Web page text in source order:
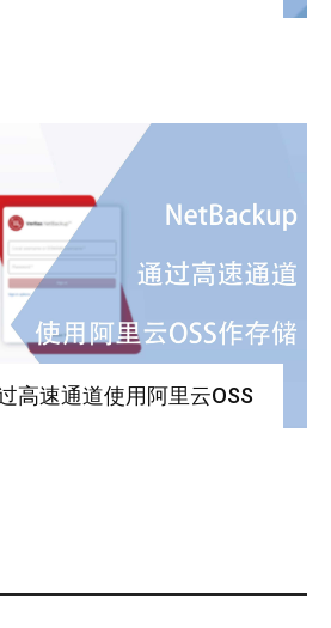
高速通道使用阿里云OSS